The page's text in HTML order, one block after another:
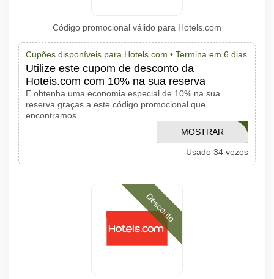
Código promocional válido para Hotels.com
Cupões disponíveis para Hotels.com • Termina em 6 dias
Utilize este cupom de desconto da
Hoteis.com com 10% na sua reserva
E obtenha uma economia especial de 10% na sua
reserva graças a este código promocional que
encontramos
SAN10OFF
MOSTRAR
CÓDIGO
Usado 34 vezes
Desconto